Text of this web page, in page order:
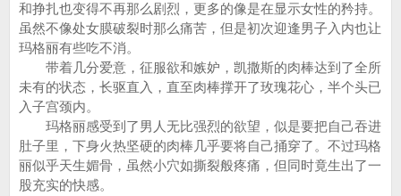
和挣扎也变得不再那么剧烈，更多的像是在显示女性的矜持。
虽然不像处女膜破裂时那么痛苦，但是初次迎逢男子入内也让
玛格丽有些吃不消。
带着几分爱意，征服欲和嫉妒，凯撒斯的肉棒达到了全所
未有的状态，长驱直入，直至肉棒撑开了玫瑰花心，半个头已
入子宫颈内。
玛格丽感受到了男人无比强烈的欲望，似是要把自己吞进
肚子里，下身火热坚硬的肉棒几乎要将自己捅穿了。不过玛格
丽似乎天生媚骨，虽然小穴如撕裂般疼痛，但同时竟生出了一
股充实的快感。